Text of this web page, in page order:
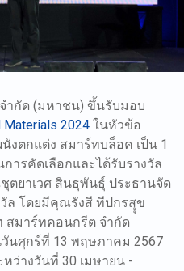
กัด (มหาชน) ขึ้นรับมอบ
Materials 2024 ในหัวข้อ
งตกแต่ง สมาร์ทบล็อค เป็น 1
ารคัดเลือกและได้รับรางวัล
ตยาเวศ สินธุพันธุ์ ประธานจัด
วัล โดยมีคุณรังสี ทีปกรสุุข
สมาร์ทคอนกรีต จำกัด
นศุกร์ที่ 13 พฤษภาคม 2567
ว่างวันที่ 30 เมษายน -